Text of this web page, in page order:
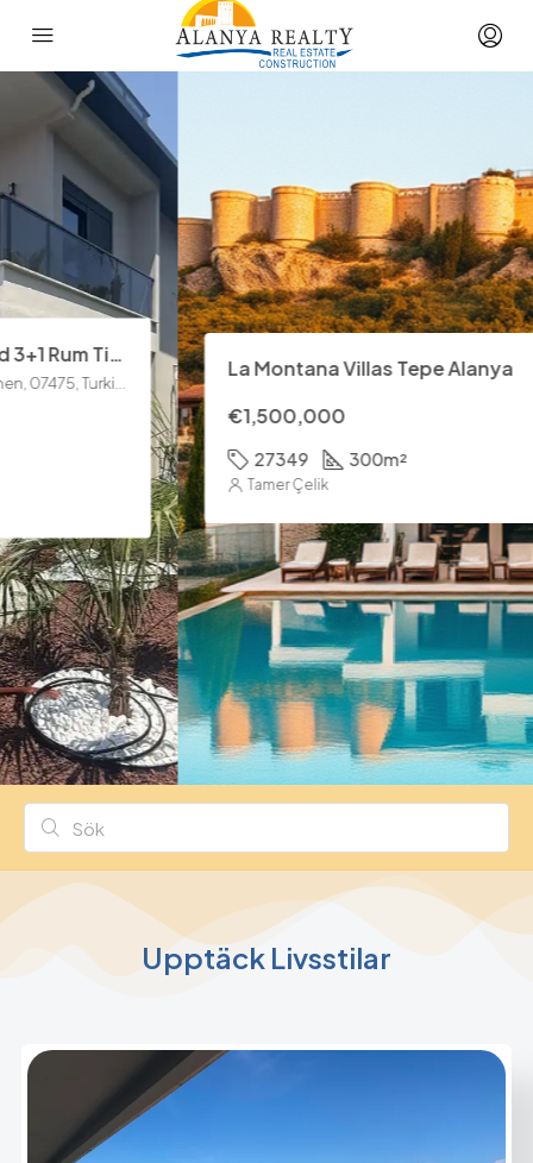
La Montana Villas Tepe Alanya
€1,500,000
300 m²
Tamer Çelik
Upptäck Livsstilar